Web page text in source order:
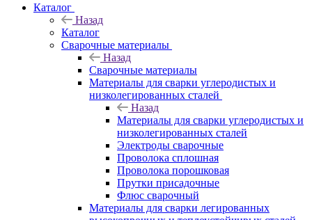
Каталог
Назад
Каталог
Сварочные материалы
Назад
Сварочные материалы
Материалы для сварки углеродистых и
низколегированных сталей
Назад
Материалы для сварки углеродистых и
низколегированных сталей
Электроды сварочные
Проволока сплошная
Проволока порошковая
Прутки присадочные
Флюс сварочный
Материалы для сварки легированных